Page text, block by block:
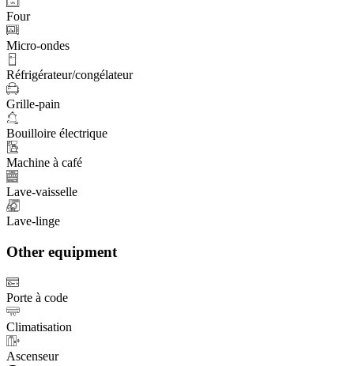
Four
Micro-ondes
Réfrigérateur/congélateur
Grille-pain
Bouilloire électrique
Machine à café
Lave-vaisselle
Lave-linge
Other equipment
Porte à code
Climatisation
Ascenseur